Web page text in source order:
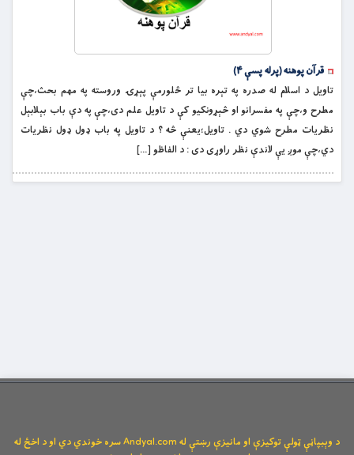
قرآن پوهنه (پرله پسې ۴)
تاويل د اسلام له صدره په تېره بيا تر څلورمې پېړۍ وروسته په مهم بحث،چې
مطرح و،چې په مفسرانو او څېړونکيو کې د تاويل علم دى،چې په دې باب بېلابېل
نظريات مطرح شوي دي . تاويل؛يعنې څه ؟ د تاويل په باب ډول ډول نظريات
دي،چې موږ يې لاندې نظر راوړى دى : د الفاظو […]
د وېبپاڼې ټولې توکیزې او مانیزې رښتې له Andyal.com سره خوندي دي او د اخځ له